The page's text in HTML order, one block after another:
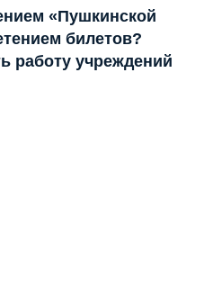
«Пушкинской
билетов?
работу учреждений